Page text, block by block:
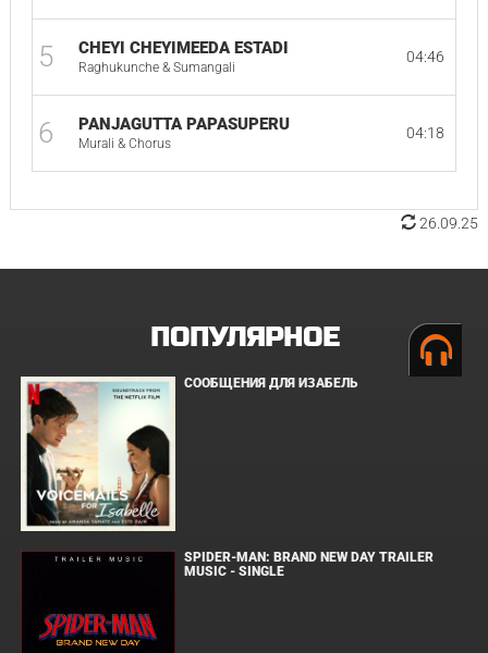
5 CHEYI CHEYIMEEDA ESTADI
Raghukunche & Sumangali
04:46
6 PANJAGUTTA PAPASUPERU
Murali & Chorus
04:18
26.09.25
ПОПУЛЯРНОЕ
СООБЩЕНИЯ ДЛЯ ИЗАБЕЛЬ
SPIDER-MAN: BRAND NEW DAY TRAILER
MUSIC - SINGLE